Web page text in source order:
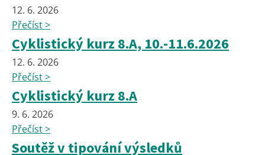
12. 6. 2026
Přečíst >
Cyklistický kurz 8.A, 10.-11.6.2026
12. 6. 2026
Přečíst >
Cyklistický kurz 8.A
9. 6. 2026
Přečíst >
Soutěž v tipování výsledků